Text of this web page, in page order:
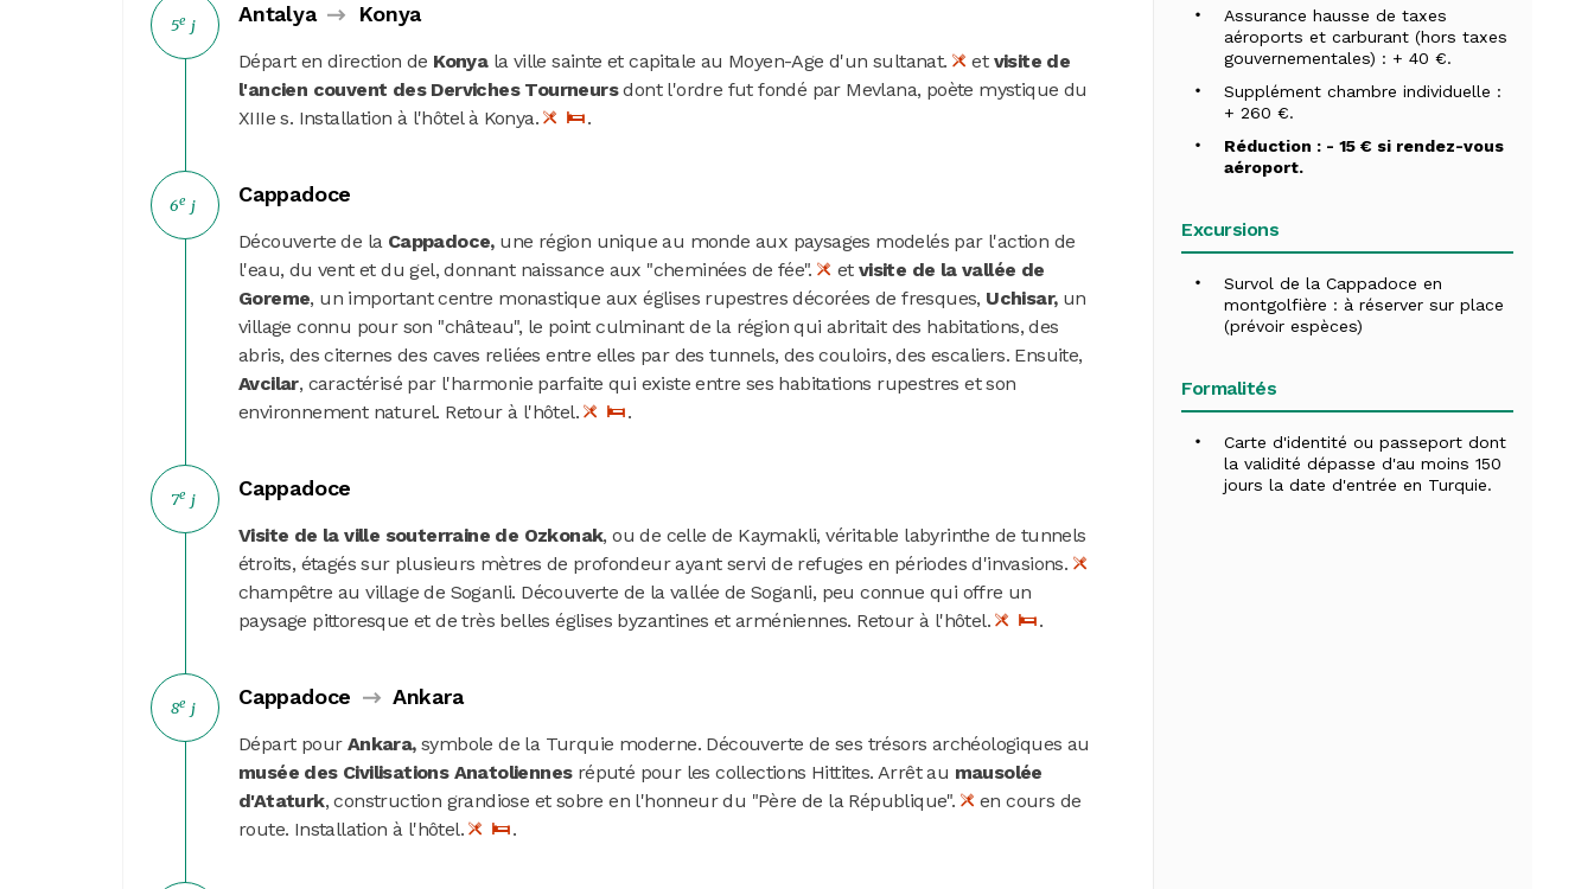
5e j Antalya Konya
Départ en direction de Konyala ville sainte et capitale au Moyen-Age d'un sultanat. et visite de
l'ancien couvent des Derviches Tourneursdont l'ordre fut fondé par Mevlana, poète mystique du
XIIIe s. Installation à l'hôtel à Konya.
.
6e j Cappadoce
Découverte de la Cappadoce,une région unique au monde aux paysages modelés par l'action de
l'eau, du vent et du gel, donnant naissance aux "cheminées de fée".
et visite de la vallée de
Goreme, un important centre monastique aux églises rupestres décorées de fresques, Uchisar,un
village connu pour son "château", le point culminant de la région qui abritait des habitations, des
abris, des citernes des caves reliées entre elles par des tunnels, des couloirs, des escaliers. Ensuite,
Avcilar, caractérisé par l'harmonie parfaite qui existe entre ses habitations rupestres et son
environnement naturel. Retour à l'hôtel.
.
7e j Cappadoce
Visite de la ville souterraine de Ozkonak, ou de celle de Kaymakli, véritable labyrinthe de tunnels
étroits, étagés sur plusieurs mètres de profondeur ayant servi de refuges en périodes d'invasions.
champêtre au village de Soganli. Découverte de la vallée de Soganli, peu connue qui offre un
paysage pittoresque et de très belles églises byzantines et arméniennes. Retour à l'hôtel.
.
8e j Cappadoce Ankara
Départ pour Ankara,symbole de la Turquie moderne. Découverte de ses trésors archéologiques au
musée des Civilisations Anatoliennes réputé pour les collections Hittites. Arrêt au mausolée
d'Ataturk, construction grandiose et sobre en l'honneur du "Père de la République".
en cours de
route. Installation à l'hôtel.
.
Assurance hausse de taxes
aéroports et carburant (hors taxes
gouvernementales) : + 40 €.
Supplément chambre individuelle :
+ 260 €.
Réduction : - 15 € si rendez-vous
aéroport.
Excursions
Survol de la Cappadoce en
montgolfière : à réserver sur place
(prévoir espèces)
Formalités
Carte d'identité ou passeport dont
la validité dépasse d'au moins 150
jours la date d'entrée en Turquie.